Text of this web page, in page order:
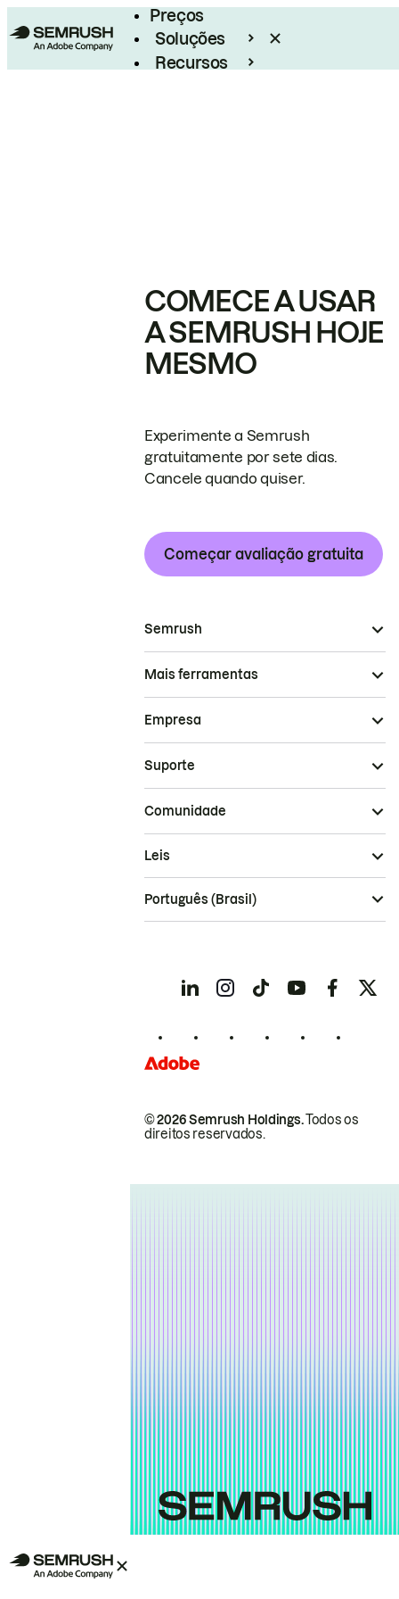
Preços
Soluções
Recursos
COMECE A USAR
A SEMRUSH HOJE
MESMO
Experimente a Semrush
gratuitamente por sete dias.
Cancele quando quiser.
Começar avaliação gratuita
Semrush
Mais ferramentas
Empresa
Suporte
Comunidade
© 2026 Semrush Holdings.Todos os
direitos reservados.
Leis
Português (Brasil)